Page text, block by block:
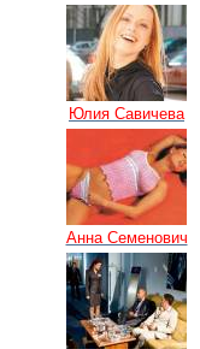
Юлия Савичева
Анна Семенович